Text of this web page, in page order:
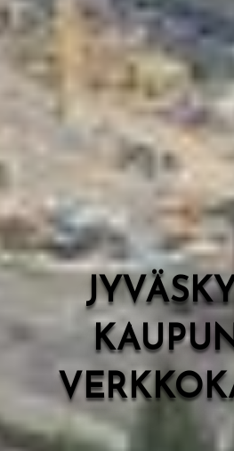
Ohje
English